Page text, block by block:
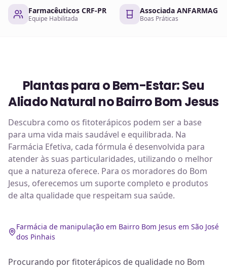
Farmacêuticos CRF-PR
Equipe Habilitada
Associada ANFARMAG
Boas Práticas
Plantas para o Bem-Estar: Seu
Aliado Natural no Bairro Bom Jesus
Descubra como os fitoterápicos podem ser a base
para uma vida mais saudável e equilibrada. Na
Farmácia Efetiva, cada fórmula é desenvolvida para
atender às suas particularidades, utilizando o melhor
que a natureza oferece. Para os moradores do Bom
Jesus, oferecemos um suporte completo e produtos
de alta qualidade que respeitam sua saúde.
Farmácia de manipulação em Bairro Bom Jesus em São José
dos Pinhais
Procurando por fitoterápicos de qualidade no Bom